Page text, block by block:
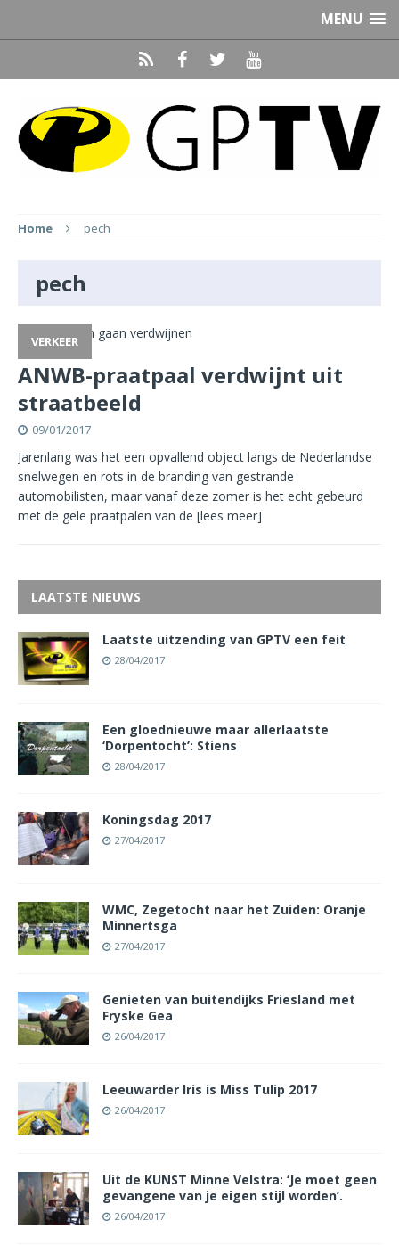
MENU
Home pech
pech
VERKEER
ANWB-praatpaal verdwijnt uit
straatbeeld
09/01/2017
Jarenlang was het een opvallend object langs de Nederlandse
snelwegen en rots in de branding van gestrande
automobilisten, maar vanaf deze zomer is het echt gebeurd
met de gele praatpalen van de [lees meer]
LAATSTE NIEUWS
Laatste uitzending van GPTV een feit
28/04/2017
Een gloednieuwe maar allerlaatste
‘Dorpentocht’: Stiens
28/04/2017
Koningsdag 2017
27/04/2017
WMC, Zegetocht naar het Zuiden: Oranje
Minnertsga
27/04/2017
Genieten van buitendijks Friesland met
Fryske Gea
26/04/2017
Leeuwarder Iris is Miss Tulip 2017
26/04/2017
Uit de KUNST Minne Velstra: ‘Je moet geen
gevangene van je eigen stijl worden’.
26/04/2017